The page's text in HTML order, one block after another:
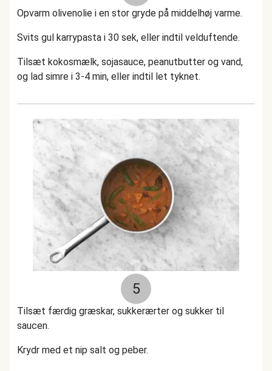
Opvarm olivenolie i en stor gryde på middelhøj varme.
Svits gul karrypasta i 30 sek, eller indtil velduftende.
Tilsæt kokosmælk, sojasauce, peanutbutter og vand,
og lad simre i 3-4 min, eller indtil let tyknet.
5
Tilsæt færdig græskar, sukkerærter og sukker til
saucen.
Krydr med et nip salt og peber.